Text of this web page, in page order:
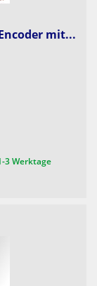
mit...
3 Werktage